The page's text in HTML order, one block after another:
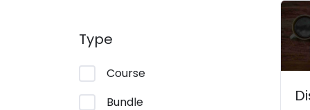
Type
Course
Bundle
El